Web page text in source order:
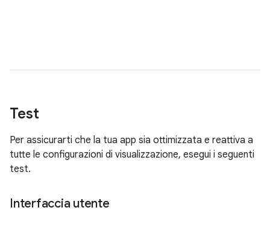
Test
Per assicurarti che la tua app sia ottimizzata e reattiva a
tutte le configurazioni di visualizzazione, esegui i seguenti
test.
Interfaccia utente